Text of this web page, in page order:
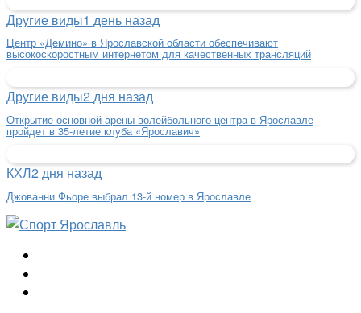
Другие виды1 день назад
Центр «Демино» в Ярославской области обеспечивают
высокоскоростным интернетом для качественных трансляций
Другие виды2 дня назад
Открытие основной арены волейбольного центра в Ярославле
пройдет в 35-летие клуба «Ярославич»
КХЛ2 дня назад
Джованни Фьоре выбрал 13-й номер в Ярославле